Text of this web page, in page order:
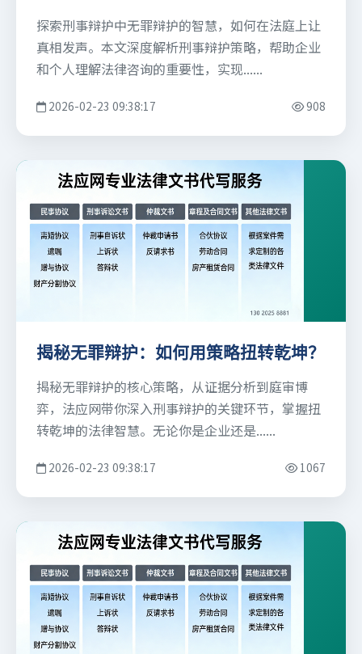
探索刑事辩护中无罪辩护的智慧，如何在法庭上让
真相发声。本文深度解析刑事辩护策略，帮助企业
和个人理解法律咨询的重要性，实现......
2026-02-23 09:38:17 908
揭秘无罪辩护：如何用策略扭转乾坤？
揭秘无罪辩护的核心策略，从证据分析到庭审博
弈，法应网带你深入刑事辩护的关键环节，掌握扭
转乾坤的法律智慧。无论你是企业还是......
2026-02-23 09:38:17 1067